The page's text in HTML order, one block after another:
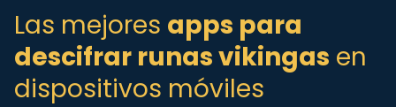
Las mejores apps para
descifrar runas vikingas en
dispositivos móviles